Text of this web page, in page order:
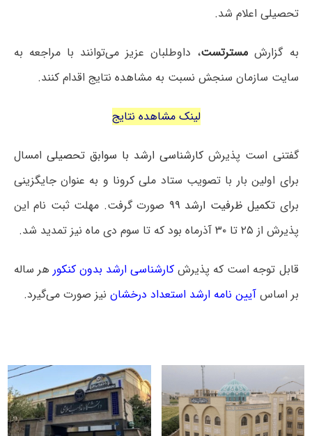
تحصیلی اعلام شد.
به گزارش مسترتست، داوطلبان عزیز می‌توانند با مراجعه به
سایت سازمان سنجش نسبت به مشاهده نتایج اقدام کنند.
لینک مشاهده نتایج
گفتنی است پذیرش کارشناسی ارشد با سوابق تحصیلی امسال
برای اولین بار با تصویب ستاد ملی کرونا و به عنوان جایگزینی
برای تکمیل ظرفیت ارشد ۹۹
صورت گرفت. مهلت ثبت نام این
پذیرش از ۲۵ تا ۳۰ آذرماه بود که تا سوم دی ماه نیز تمدید شد.
قابل توجه است که پذیرش کارشناسی ارشد بدون کنکور هر ساله
بر اساسآیین نامه ارشد استعداد درخشان نیز صورت می‌گیرد.